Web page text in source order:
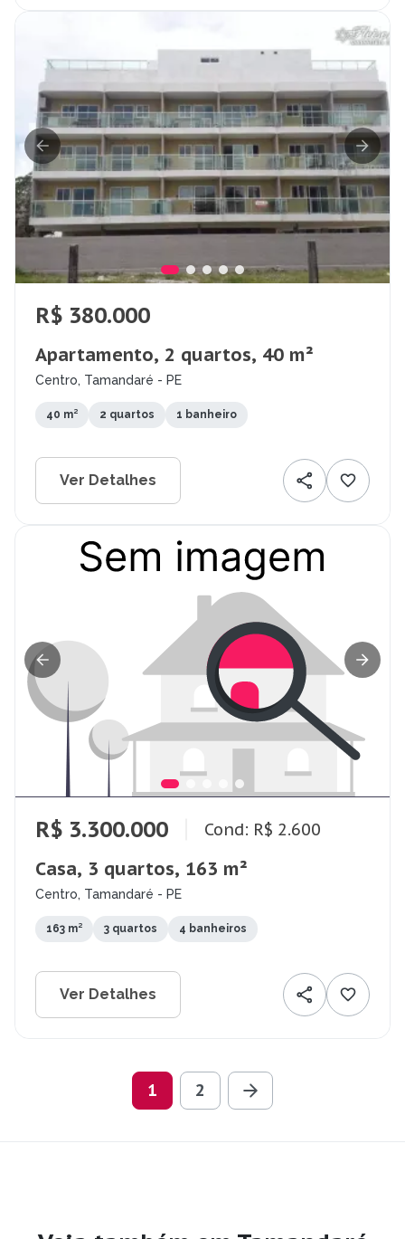
R$ 380.000
Apartamento, 2 quartos, 40 m²
Centro, Tamandaré - PE
40 m² 2 quartos 1 banheiro
Ver Detalhes
R$ 3.300.000 Cond: R$ 2.600
Casa, 3 quartos, 163 m²
Centro, Tamandaré - PE
163 m² 3 quartos 4 banheiros
Ver Detalhes
1 2